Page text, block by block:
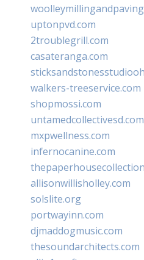
uptonpvd.com
2troublegrill.com
casateranga.com
walkers-treeservice.com
shopmossi.com
untamedcollectivesd.com
mxpwellness.com
infernocanine.com
allisonwillisholley.com
solslite.org
portwayinn.com
djmaddogmusic.com
thesoundarchitects.com